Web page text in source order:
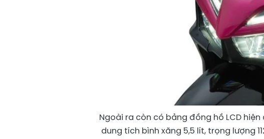
Ngoài ra còn có bảng đồng hồ LCD
dung tích bình xăng 5,5 lít, trọng lượng